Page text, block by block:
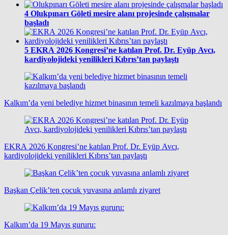
4 Olukpınarı Göleti mesire alanı projesinde çalışmalar
başladı
5 EKRA 2026 Kongresi’ne katılan Prof. Dr. Eyüp Avcı,
kardiyolojideki yenilikleri Kıbrıs’tan paylaştı
Kalkım’da yeni belediye hizmet binasının temeli kazılmaya başlandı
EKRA 2026 Kongresi’ne katılan Prof. Dr. Eyüp Avcı,
kardiyolojideki yenilikleri Kıbrıs’tan paylaştı
Başkan Çelik’ten çocuk yuvasına anlamlı ziyaret
Kalkım’da 19 Mayıs gururu: